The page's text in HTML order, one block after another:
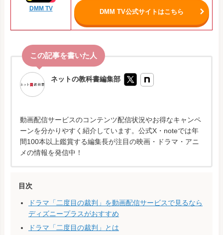
DMM TV DMM TV公式サイトはこちら
ネットの教科書編集部
動画配信サービスのコンテンツ配信状況やお得なキャンペ
ーンを分かりやすく紹介しています。公式X・noteでは年
間100本以上鑑賞する編集長が注目の映画・ドラマ・アニ
メの情報を発信中！
目次
ドラマ「二度目の裁判」を動画配信サービスで見るなら
ディズニープラスがおすすめ
ドラマ「二度目の裁判」とは